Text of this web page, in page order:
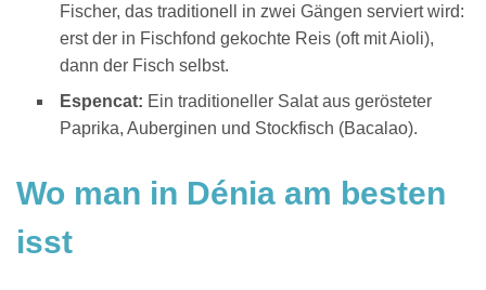
Fischer, das traditionell in zwei Gängen serviert wird:
erst der in Fischfond gekochte Reis (oft mit Aioli),
dann der Fisch selbst.
Espencat: Ein traditioneller Salat aus gerösteter
Paprika, Auberginen und Stockfisch (Bacalao).
Wo man in Dénia am besten
isst